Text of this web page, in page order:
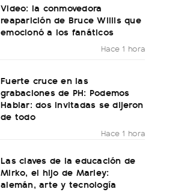
Video: la conmovedora
reaparición de Bruce Willis que
emocionó a los fanáticos
Hace 1 hora
Fuerte cruce en las
grabaciones de PH: Podemos
Hablar: dos invitadas se dijeron
de todo
Hace 1 hora
Las claves de la educación de
Mirko, el hijo de Marley:
alemán, arte y tecnología